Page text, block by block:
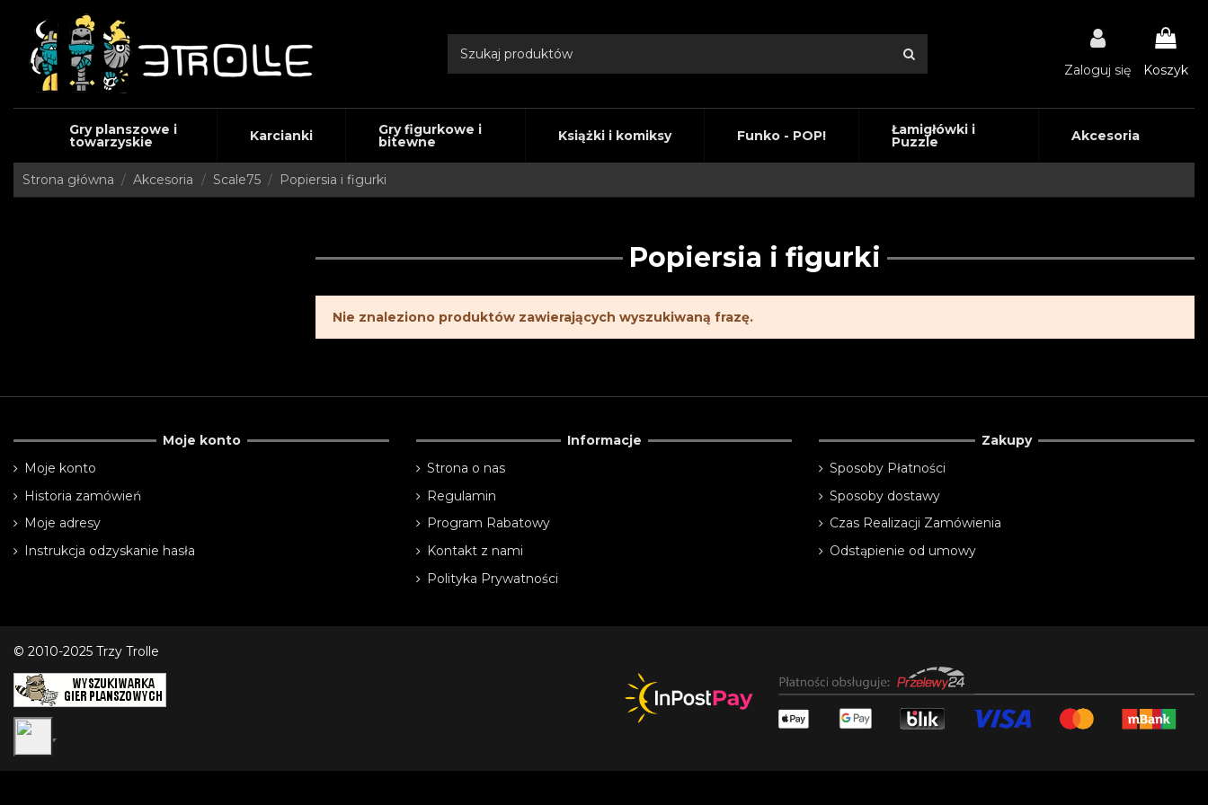
Zaloguj się Koszyk
Gry planszowe i
towarzyskie Karcianki Gry figurkowe i
bitewne Książki i komiksy Funko - POP! Łamigłówki i
Puzzle Akcesoria
Strona główna Akcesoria Scale75 Popiersia i figurki
Popiersia i figurki
Nie znaleziono produktów zawierających wyszukiwaną frazę.
Moje konto
Moje konto
Historia zamówień
Moje adresy
Instrukcja odzyskanie hasła
Informacje
Strona o nas
Regulamin
Program Rabatowy
Kontakt z nami
Polityka Prywatności
Zakupy
Sposoby Płatności
Sposoby dostawy
Czas Realizacji Zamówienia
Odstąpienie od umowy
© 2010-2025 Trzy Trolle